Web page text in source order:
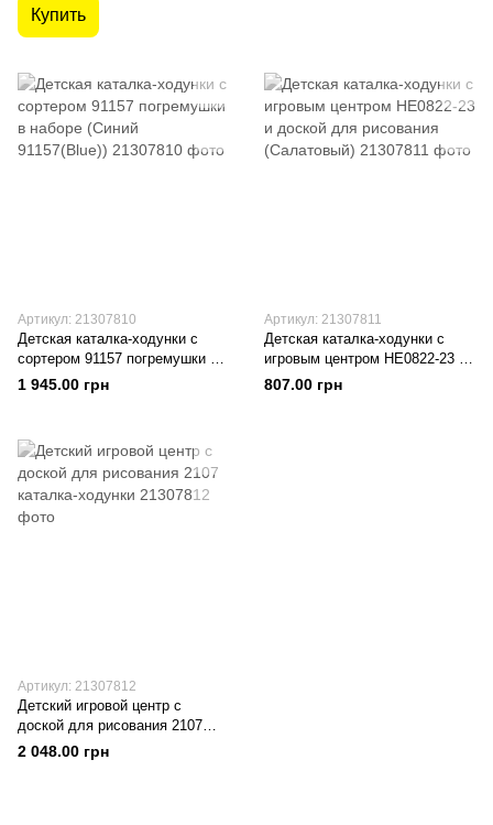
Купить
Артикул: 21307810
Детская каталка-ходунки с
сортером 91157 погремушки в
наборе (Синий 91157(Blue))
1 945.00 грн
Артикул: 21307811
Детская каталка-ходунки с
игровым центром HE0822-23 и
доской для рисования
(Салатовый)
807.00 грн
Артикул: 21307812
Детский игровой центр с
доской для рисования 2107
каталка-ходунки
2 048.00 грн